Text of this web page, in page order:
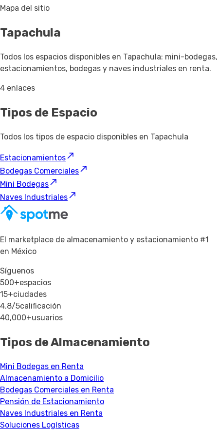
Mapa del sitio
Tapachula
Todos los espacios disponibles en Tapachula: mini-bodegas,
estacionamientos, bodegas y naves industriales en renta.
4 enlaces
Tipos de Espacio
Todos los tipos de espacio disponibles en Tapachula
Estacionamientos
Bodegas Comerciales
Mini Bodegas
Naves Industriales
El marketplace de almacenamiento y estacionamiento #1
en México
Síguenos
500+espacios
15+ciudades
4.8/5calificación
40,000+usuarios
Tipos de Almacenamiento
Mini Bodegas en Renta
Almacenamiento a Domicilio
Bodegas Comerciales en Renta
Pensión de Estacionamiento
Naves Industriales en Renta
Soluciones Logísticas